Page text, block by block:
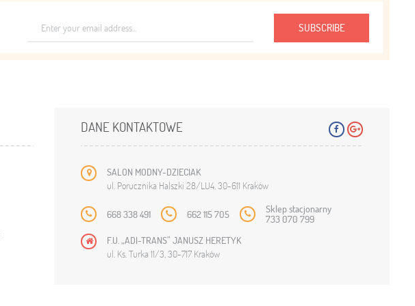
SUBSCRIBE
DANE KONTAKTOWE
SALON MODNY-DZIECIAK
ul. Porucznika Halszki 28/LU4, 30-611 Kraków
668 338 491 662 115 705 Sklep stacjonarny
733 070 799
F.U. „ADI-TRANS” JANUSZ HERETYK
ul. Ks. Turka 11/3, 30-717 Kraków